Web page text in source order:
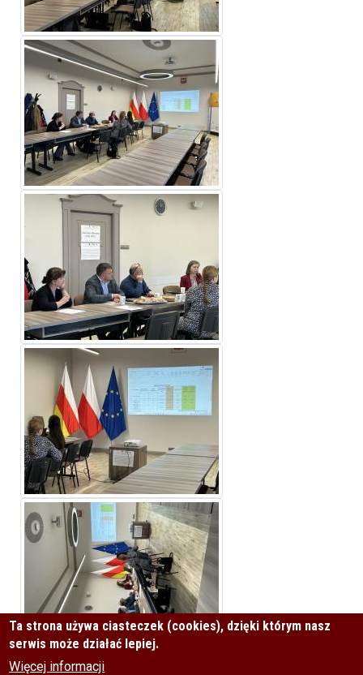
Zdjęcie
Zdjęcie
Zdjęcie
Zdjęcie
Ta strona używa ciasteczek (cookies), dzięki którym nasz
serwis może działać lepiej.
Więcej informacji